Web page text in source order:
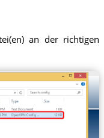
an der richtigen